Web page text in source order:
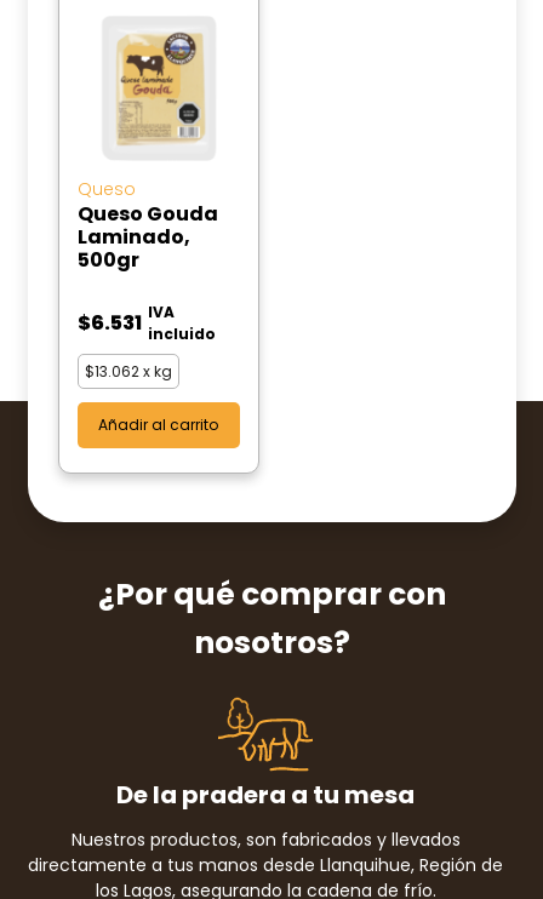
Queso
Queso Gouda
Laminado,
500gr
$6.531 IVA
incluido
$13.062x kg
Añadir al carrito
¿Por qué comprar con
nosotros?
De la pradera a tu mesa
Nuestros productos, son fabricados y llevados
directamente a tus manos desde Llanquihue, Región de
los Lagos, asegurando la cadena de frío.